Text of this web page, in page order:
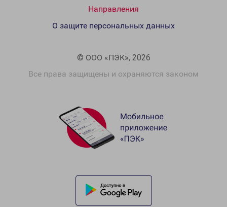
Направления
© ООО «ПЭК», 2026
Все права защищены и охраняются законом
О защите персональных данных